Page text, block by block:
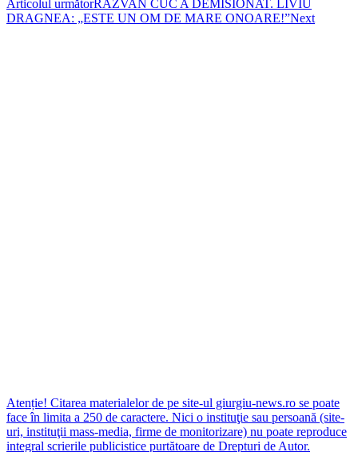
Articolul următorRĂZVAN CUC A DEMISIONAT. LIVIU
DRAGNEA: „ESTE UN OM DE MARE ONOARE!”Next
Atenție! Citarea materialelor de pe site-ul giurgiu-news.ro se poate
face în limita a 250 de caractere. Nici o instituţie sau persoană (site-
uri, instituţii mass-media, firme de monitorizare) nu poate reproduce
integral scrierile publicistice purtătoare de Drepturi de Autor.